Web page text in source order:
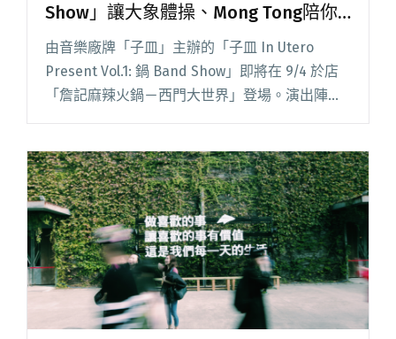
Show」讓大象體操、Mong Tong陪你
邊吃鍋、邊看表演！
由音樂廠牌「子皿」主辦的「子皿 In Utero
Present Vol.1: 鍋 Band Show」即將在 9/4 於店
「詹記麻辣火鍋－西門大世界」登場。演出陣容
共集結八組長期與子皿合作的音樂人，接連帶來
"子皿聯名詹記麻辣鍋推出「鍋 Band Show」讓
大象體操、Mong Tong陪你邊吃鍋、邊看表演！"